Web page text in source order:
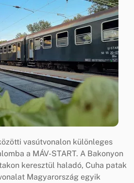
vasútvonalon különleges
a MÁV-START. A Bakonyon
keresztül haladó, Cuha patak
Magyarország egyik